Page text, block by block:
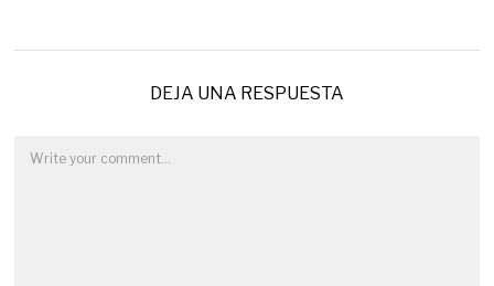
DEJA UNA RESPUESTA